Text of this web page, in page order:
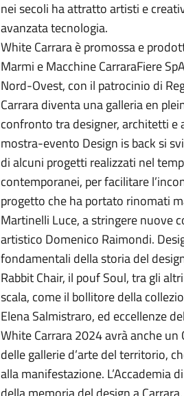
nei secoli ha attratto artisti e
avanzata tecnologia.
White Carrara è promossa e
Marmi e Macchine CarraraFiere
Nord-Ovest, con il patrocinio di
Carrara diventa una galleria en
confronto tra designer, architetti e
mostra-evento Design is back si
di alcuni progetti realizzati nel
contemporanei, per facilitare
progetto che ha portato rinomati
Martinelli Luce, a stringere nuove
artistico Domenico Raimondi.
fondamentali della storia del
Rabbit Chair, il pouf Soul, tra gli
scala, come il bollitore della
Elena Salmistraro, ed eccellenze
White Carrara 2024 avrà anche
delle gallerie d’arte del territorio,
alla manifestazione. L’Accademia